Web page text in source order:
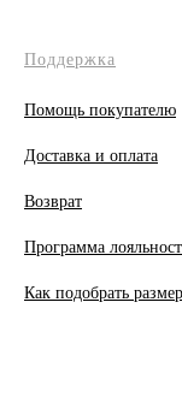
Поддержка
Помощь покупателю
Доставка и оплата
Возврат
Программа
Как подобрать